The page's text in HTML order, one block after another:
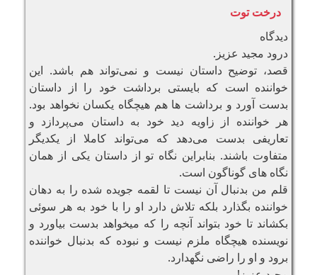
درخت توت
دیدگاه
درود مجید عزیز.
قصد، توضیح داستان نیست و نمی‌تواند هم باشد. این
خواننده است که بایستی برداشت خود را از داستان
بدست آورد و برداشت ها هم هیچگاه یکسان نخواهد بود‌.
هر خواننده از زاویه دید خود به داستان می‌پردازد و
تعاریفی بدست می‌دهد که می‌تواند کاملا از یکدیگر
متفاوت باشند. بنابراین نگاه تو از داستان یکی از همان
نگاه‌ های گوناگون است.
قلم من بدنبال آن نیست تا لقمه جویده شده را به دهان
خواننده بگذارد بلکه تلاش دارد او را با خود به هر سوئی
بکشاند تا خود بتواند آنچه را که میخواهد بدست بیاورد و
نویسنده هیچگاه ملزم نیست و نبوده که بدنبال خواننده
برود و او را راضی نگهدارد.